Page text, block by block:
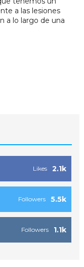
a las lesiones
a lo largo de una
2.1k
Likes
5.5k
Followers
1.1k
Followers